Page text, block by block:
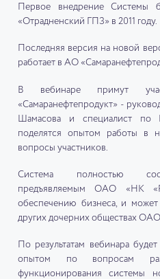
Первое внедрение
«Отрадненский ГПЗ» в 2011 году.
Последняя версия на новой
работает в АО
В вебинаре примут
«Самаранефтепродукт» -
Шамасова и специалист
поделятся опытом работы в
вопросы участников.
Система полностью
предъявляемым ОАО «НК
обеспечению бизнеса, и
других дочерних обществах
По результатам вебинара
опытом по вопросам
функционирования системы